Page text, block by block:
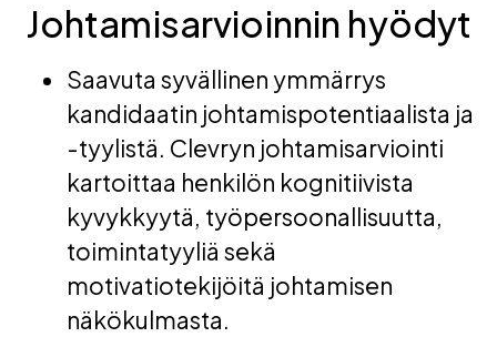
Johtamisarvioinnin hyödyt
Saavuta syvällinen ymmärrys
kandidaatin johtamispotentiaalista ja
-tyylistä. Clevryn johtamisarviointi
kartoittaa henkilön kognitiivista
kyvykkyytä, työpersoonallisuutta,
toimintatyyliä sekä
motivatiotekijöitä johtamisen
näkökulmasta.